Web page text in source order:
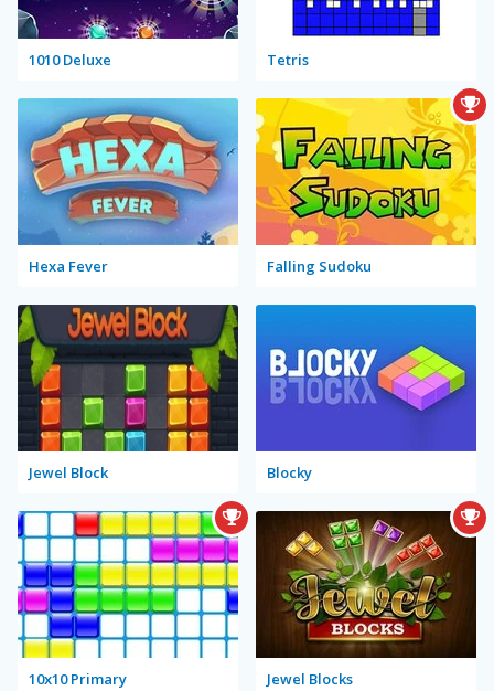
1010 Deluxe Tetris
Hexa Fever Falling Sudoku
Jewel Block Blocky
10x10 Primary Jewel Blocks